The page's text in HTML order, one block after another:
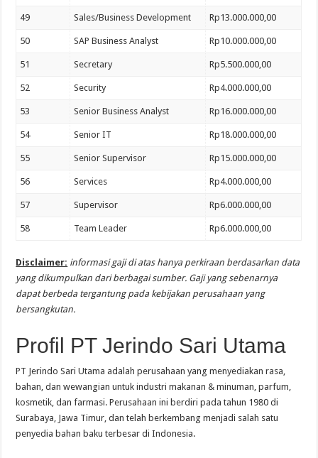
49 Sales/Business Development Rp13.000.000,00
50 SAP Business Analyst Rp10.000.000,00
51 Secretary Rp5.500.000,00
52 Security Rp4.000.000,00
53 Senior Business Analyst Rp16.000.000,00
54 Senior IT Rp18.000.000,00
55 Senior Supervisor Rp15.000.000,00
56 Services Rp4.000.000,00
57 Supervisor Rp6.000.000,00
58 Team Leader Rp6.000.000,00
Disclaimer: informasi gaji di atas hanya perkiraan berdasarkan data
yang dikumpulkan dari berbagai sumber. Gaji yang sebenarnya
dapat berbeda tergantung pada kebijakan perusahaan yang
bersangkutan.
Profil PT Jerindo Sari Utama
PT Jerindo Sari Utama adalah perusahaan yang menyediakan rasa,
bahan, dan wewangian untuk industri makanan & minuman, parfum,
kosmetik, dan farmasi. Perusahaan ini berdiri pada tahun 1980 di
Surabaya, Jawa Timur, dan telah berkembang menjadi salah satu
penyedia bahan baku terbesar di Indonesia.